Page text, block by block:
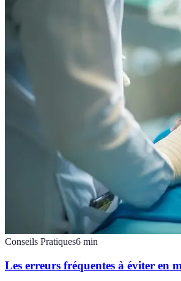
Conseils Pratiques6 min
Les erreurs fréquentes à éviter en